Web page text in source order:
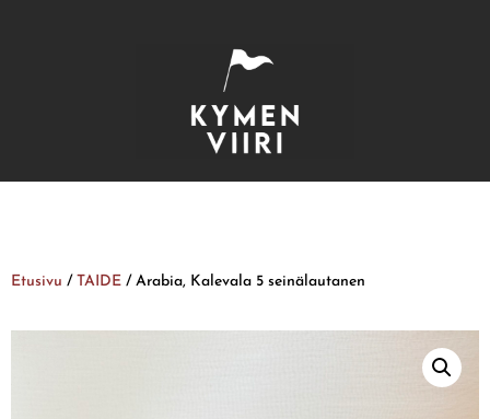
Etusivu / TAIDE / Arabia, Kalevala 5 seinälautanen